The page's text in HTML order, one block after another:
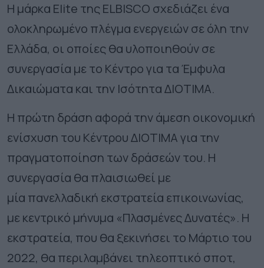
Η μάρκα Elite της ELBISCO σχεδιάζει ένα
ολοκληρωμένο πλέγμα ενεργειών σε όλη την
Ελλάδα, οι οποίες θα υλοποιηθούν σε
συνεργασία με το Κέντρο για τα Έμφυλα
Δικαιώματα και την Ισότητα ΔΙΟΤΙΜΑ.
Η πρώτη δράση αφορά την άμεση οικονομική
ενίσχυση του Κέντρου ΔΙΟΤΙΜΑ για την
πραγματοποίηση των δράσεών του. Η
συνεργασία θα πλαισιωθεί με
μία πανελλαδική εκστρατεία επικοινωνίας,
με κεντρικό μήνυμα «Πλασμένες Δυνατές». Η
εκστρατεία, που θα ξεκινήσει το Μάρτιο του
2022, θα περιλαμβάνει τηλεοπτικό σποτ,